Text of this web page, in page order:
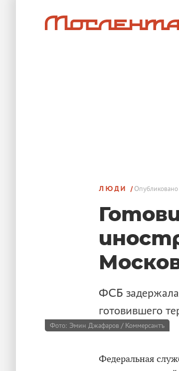
ЛЮДИ Опубликовано
ФСБ
готовившего
Фото: Эмин Джафаров / Коммерсантъ
Федеральная